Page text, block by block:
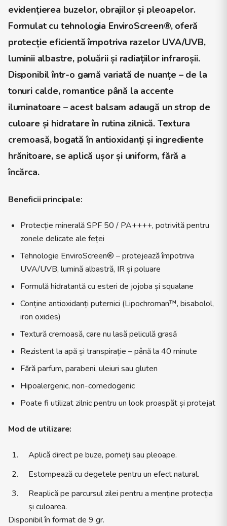
evidențierea buzelor, obrajilor și pleoapelor.
Formulat cu tehnologia EnviroScreen®, oferă
protecție eficientă împotriva razelor UVA/UVB,
luminii albastre, poluării și radiațiilor infraroșii.
Disponibil într-o gamă variată de nuanțe – de la
tonuri calde, romantice până la accente
iluminatoare – acest balsam adaugă un strop de
culoare și hidratare în rutina zilnică. Textura
cremoasă, bogată în antioxidanți și ingrediente
hrănitoare, se aplică ușor și uniform, fără a
încărca.
Beneficii principale:
Protecție minerală SPF 50 / PA++++, potrivită pentru
zonele delicate ale feței
Tehnologie EnviroScreen® – protejează împotriva
UVA/UVB, lumină albastră, IR și poluare
Formulă hidratantă cu esteri de jojoba și squalane
Conține antioxidanți puternici (Lipochroman™, bisabolol,
iron oxides)
Textură cremoasă, care nu lasă peliculă grasă
Rezistent la apă și transpirație – până la 40 minute
Fără parfum, parabeni, uleiuri sau gluten
Hipoalergenic, non-comedogenic
Poate fi utilizat zilnic pentru un look proaspăt și protejat
Mod de utilizare:
Aplică direct pe buze, pomeți sau pleoape.
Estompează cu degetele pentru un efect natural.
Reaplică pe parcursul zilei pentru a menține protecția
și culoarea.
Disponibil în format de 9 gr.